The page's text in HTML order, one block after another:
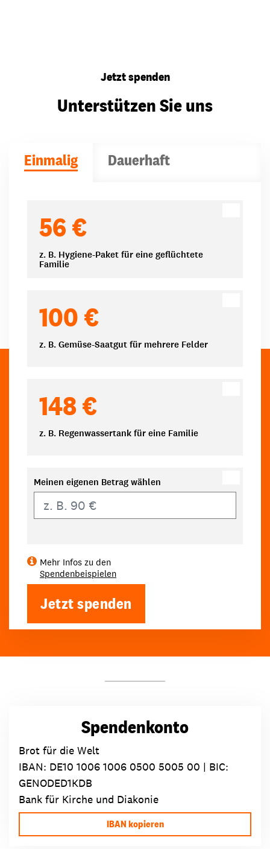
Jetzt spenden
Unterstützen Sie uns
Einmalig Dauerhaft
56 €
z. B. Hygiene-Paket für eine geflüchtete
Familie
100 €
z. B. Gemüse-Saatgut für mehrere Felder
148 €
z. B. Regenwassertank für eine Familie
Meinen eigenen Betrag wählen
Mehr Infos zu den
Spendenbeispielen
Jetzt spenden
Spendenkonto
Brot für die Welt
IBAN: DE10 1006 1006 0500 5005 00 | BIC:
GENODED1KDB
Bank für Kirche und Diakonie
IBAN kopieren